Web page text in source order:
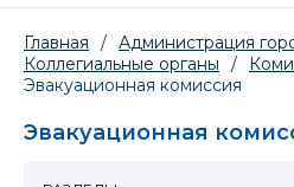
Главная / Администрация
Коллегиальные органы
/
Эвакуационная комиссия
Эвакуационная